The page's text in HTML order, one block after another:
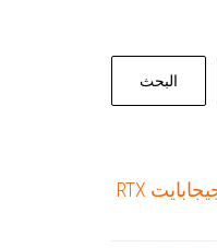
البحث
مميزات كرت الشاشة جيجابايت RTX